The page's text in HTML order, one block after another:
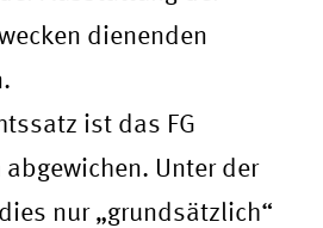
dienenden
ist das FG
Unter der
nur „grundsätzlich“